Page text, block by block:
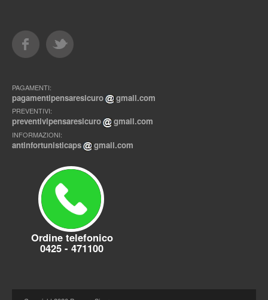
PAGAMENTI:
pagamentipensaresicuro gmail.com
PREVENTIVI:
preventivipensaresicuro gmail.com
INFORMAZIONI:
antinfortunisticaps gmail.com
Ordine telefonico
0425 - 471100